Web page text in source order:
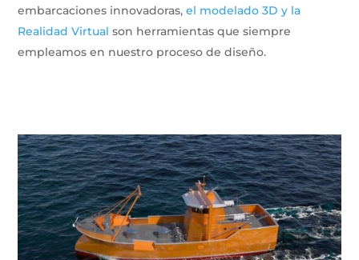
embarcaciones innovadoras,el modelado 3D y la
Realidad Virtual son herramientas que siempre
empleamos en nuestro proceso de diseño.